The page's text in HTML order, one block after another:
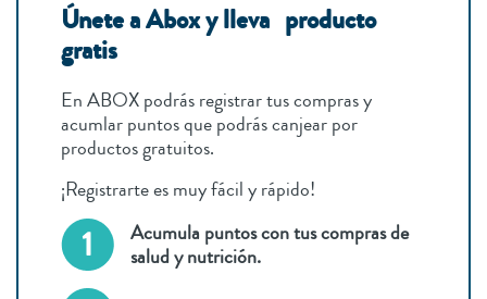
Únete a Abox y lleva producto
gratis
En ABOX podrás registrar tus compras y
acumlar puntos que podrás canjear por
productos gratuitos.
¡Registrarte es muy fácil y rápido!
Acumula puntos con tus compras de
salud y nutrición.